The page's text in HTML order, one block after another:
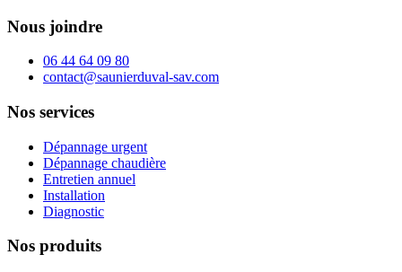
Nous joindre
06 44 64 09 80
contact@saunierduval-sav.com
Nos services
Dépannage urgent
Dépannage chaudière
Entretien annuel
Installation
Diagnostic
Nos produits